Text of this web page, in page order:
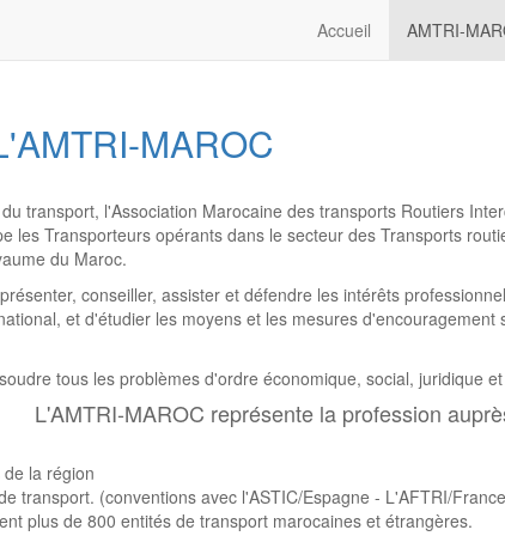
Accueil AMTRI-
MAROC
transport, l'Association Marocaine des transports Routiers
les Transporteurs opérants dans le secteur des Transports
du Maroc.
conseiller, assister et défendre les intérêts
et d'étudier les moyens et les mesures d'encouragement
tous les problèmes d'ordre économique, social, juridique
L'AMTRI-MAROC représente la profession
la région
transport. (conventions avec l'ASTIC/Espagne - L'AFTRI/
plus de 800 entités de transport marocaines et étrangères.